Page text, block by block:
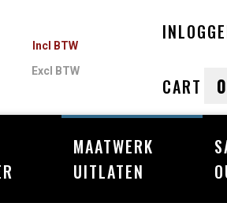
Incl BTW
Excl BTW
CART 0
WinkelwagenMAATWERK
UITLATEN